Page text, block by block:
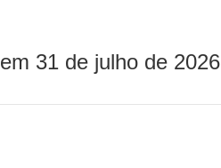
31 de julho de 2026